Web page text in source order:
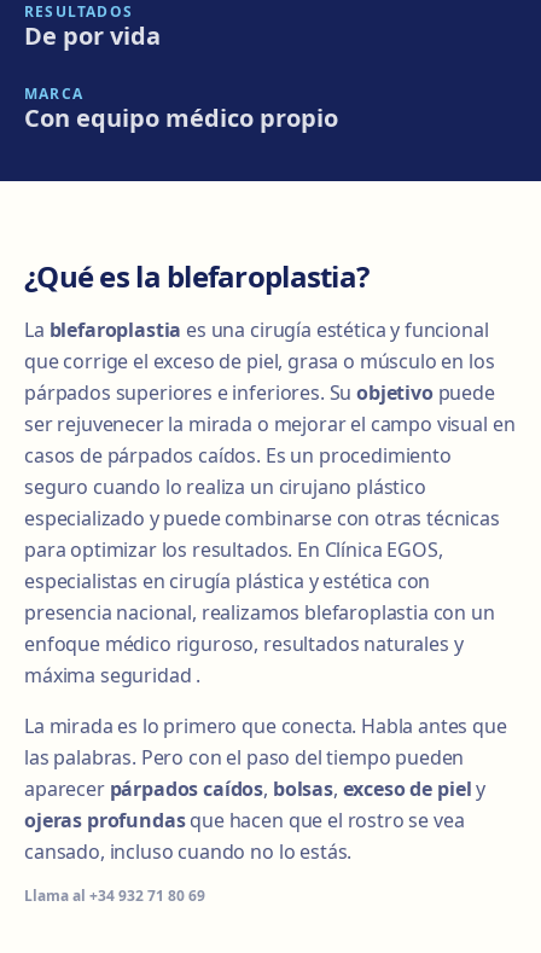
RESULTADOS
De por vida
MARCA
Con equipo médico propio
¿Qué es la blefaroplastia?
La blefaroplastia es una cirugía estética y funcional
que corrige el exceso de piel, grasa o músculo en los
párpados superiores e inferiores. Suobjetivo puede
ser rejuvenecer la mirada o mejorar el campo visual en
casos de párpados caídos. Es un procedimiento
seguro cuando lo realiza un cirujano plástico
especializado y puede combinarse con otras técnicas
para optimizar los resultados. En Clínica EGOS,
especialistas en cirugía plástica y estética con
presencia nacional, realizamos blefaroplastia con un
enfoque médico riguroso, resultados naturales y
máxima seguridad .
La mirada es lo primero que conecta. Habla antes que
las palabras. Pero con el paso del tiempo pueden
aparecer párpados caídos, bolsas, exceso de piely
ojeras profundasque hacen que el rostro se vea
cansado, incluso cuando no lo estás.
Llama al +34 932 71 80 69